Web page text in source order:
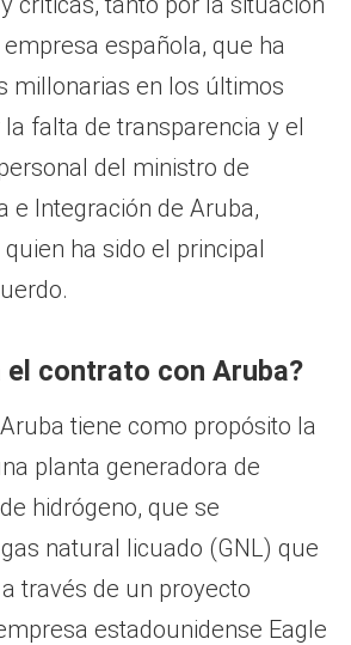
española, que ha
millonarias en los últimos
falta de transparencia y el
del ministro de
e Integración de Aruba,
ha sido el principal
el contrato con Aruba?
tiene como propósito la
planta generadora de
hidrógeno, que se
natural licuado (GNL) que
través de un proyecto
estadounidense Eagle